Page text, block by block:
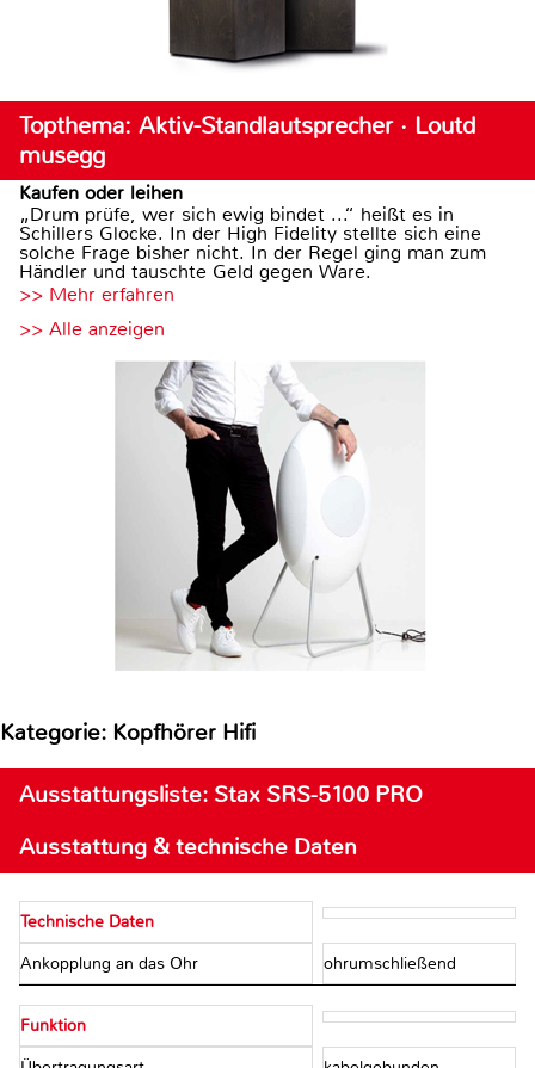
Topthema: Aktiv-Standlautsprecher · Loutd
musegg
Kaufen oder leihen
„Drum prüfe, wer sich ewig bindet ...“ heißt es in
Schillers Glocke. In der High Fidelity stellte sich eine
solche Frage bisher nicht. In der Regel ging man zum
Händler und tauschte Geld gegen Ware.
>> Mehr erfahren
>> Alle anzeigen
Kategorie: Kopfhörer Hifi
Ausstattungsliste: Stax SRS-5100 PRO
Ausstattung & technische Daten
Technische Daten
Ankopplung an das Ohr ohrumschließend
Funktion